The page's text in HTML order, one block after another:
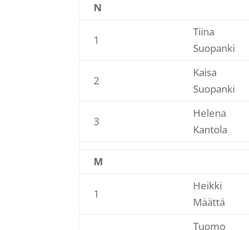
N
1
Tiina
Suopanki
2
Kaisa
Suopanki
3
Helena
Kantola
M
1
Heikki
Määttä
Tuomo